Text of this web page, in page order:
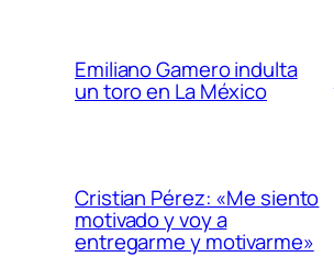
Emiliano Gamero indulta
un toro en La México
Cristian Pérez: «Me siento
motivado y voy a
entregarme y motivarme»